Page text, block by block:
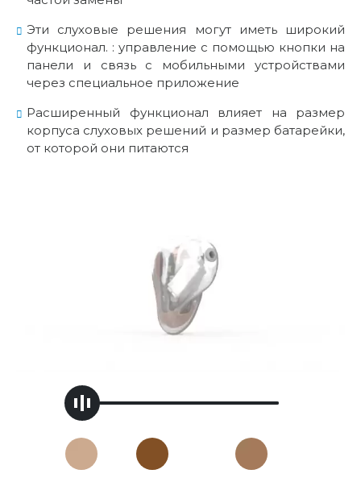
Эти слуховые решения могут иметь широкий
функционал. : управление с помощью кнопки на
панели и связьс мобильными устройствами
через специальное приложение
Расширенный функционал влияет на размер
корпуса слуховых решений и размер батарейки,
от которой они питаются
Handle